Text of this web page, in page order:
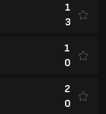
1
3
1
0
2
0